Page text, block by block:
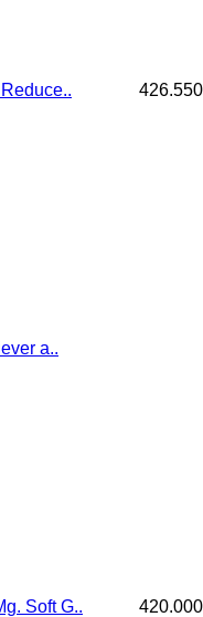
426.550
a..
420.000
Soft G..